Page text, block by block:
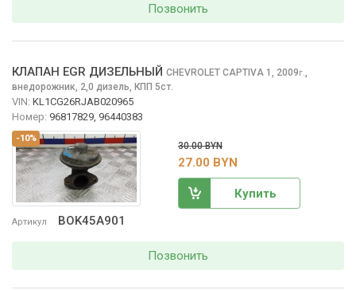
Позвонить
-10%
Артикул BOK45A901
КЛАПАН EGR ДИЗЕЛЬНЫЙ CHEVROLET CAPTIVA 1, 2009г.,
внедорожник, 2,0 дизель, КПП 5ст.
VIN: KL1CG26RJAB020965
Номер: 96817829, 96440383
30.00 BYN
27.00 BYN
Купить
Позвонить